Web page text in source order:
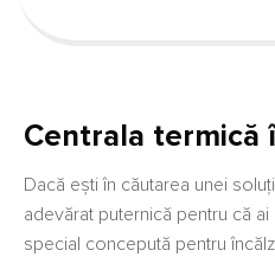
Centrala termică
Dacă ești în căutarea unei
adevărat puternică pentru că
special concepută pentru